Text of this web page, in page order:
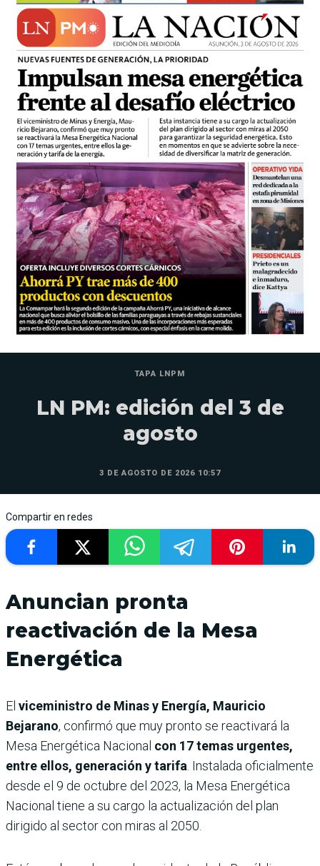
TAPA LNPM
LN PM: edición del 3 de
agosto
3 DE AGOSTO DE 2026 10:57
Compartir en redes
Anuncian pronta
reactivación de la Mesa
Energética
El viceministro de Minas y Energía, Mauricio
Bejarano, confirmó que muy pronto se reactivará la
Mesa Energética Nacional con 17 temas urgentes,
entre ellos, generación y tarifa . Instalada oficialmente
desde el 9 de octubre del 2023, la Mesa Energética
Nacional tiene a su cargo la actualización del plan
dirigido al sector con miras al 2050.